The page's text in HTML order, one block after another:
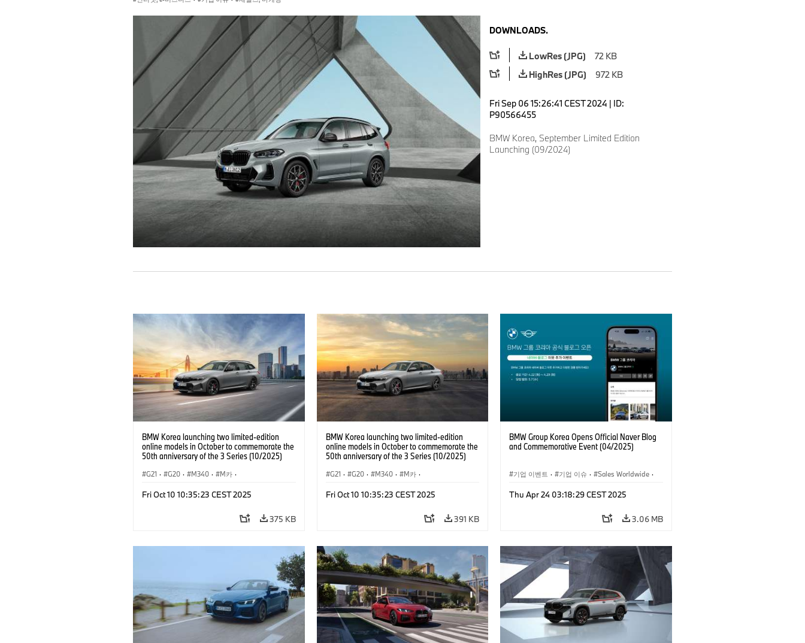
DOWNLOADS.
LowRes (JPG)
72 KB
HighRes (JPG)
972 KB
Fri Sep 06 15:26:41 CEST 2024 | ID:
P90566455
BMW Korea, September Limited Edition
Launching (09/2024)
BMW Korea launching two limited-edition
online models in October to commemorate the
50th anniversary of the 3 Series (10/2025)
G21 · G20 · M340 · M카 ·
BMW M ·
Fri Oct 10 10:35:23 CEST 2025
375 KB
BMW Korea launching two limited-edition
online models in October to commemorate the
50th anniversary of the 3 Series (10/2025)
G21 · G20 · M340 · M카 ·
BMW M ·
Fri Oct 10 10:35:23 CEST 2025
391 KB
BMW Group Korea Opens Official Naver Blog
and Commemorative Event (04/2025)
기업 이벤트 · 기업 이슈 · Sales Worldwide ·
인터넷, e-비즈니스
Thu Apr 24 03:18:29 CEST 2025
3.06 MB